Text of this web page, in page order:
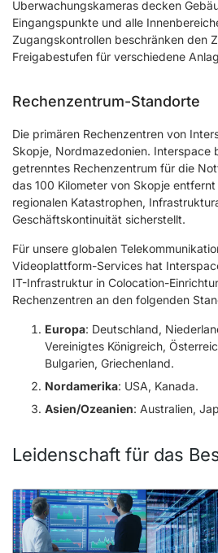
Überwachungskameras decken
Eingangspunkte und alle
Zugangskontrollen beschränken den
Freigabestufen für verschiedene
Rechenzentrum-Standorte
Die primären Rechenzentren von
Skopje, Nordmazedonien. Interspace
getrenntes Rechenzentrum für die
das 100 Kilometer von Skopje
regionalen Katastrophen,
Geschäftskontinuität sicherstellt.
Für unsere globalen
Videoplattform-Services hat
IT-Infrastruktur in Colocation-
Rechenzentren an den folgenden
Europa: Deutschland,
Vereinigtes Königreich,
Bulgarien, Griechenland.
Nordamerika: USA, Kanada.
Asien/Ozeanien: Australien,
Leidenschaft für das